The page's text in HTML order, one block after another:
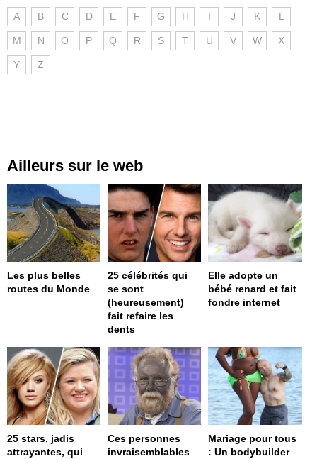
A B C D E F G H I J K L
M N O P Q R S T U V W X
Y Z
Ailleurs sur le web
Les plus belles
routes du Monde
25 célébrités qui
se sont
(heureusement)
fait refaire les
dents
Elle adopte un
bébé renard et fait
fondre internet
25 stars, jadis
attrayantes, qui
Ces personnes
invraisemblables
Mariage pour tous
: Un bodybuilder